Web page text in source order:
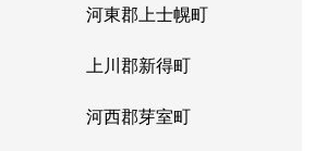
河東郡上士幌町
上川郡新得町
河西郡芽室町